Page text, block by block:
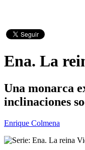
Ena. La
Una monarca
inclinaciones
Enrique Colmena